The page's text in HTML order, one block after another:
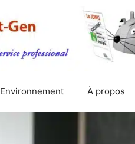
Environnement À propos